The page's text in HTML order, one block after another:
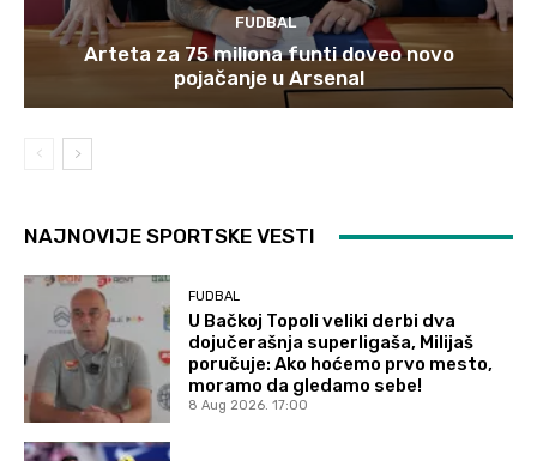
FUDBAL
Arteta za 75 miliona funti doveo novo
pojačanje u Arsenal
NAJNOVIJE SPORTSKE VESTI
FUDBAL
U Bačkoj Topoli veliki derbi dva
dojučerašnja superligaša, Milijaš
poručuje: Ako hoćemo prvo mesto,
moramo da gledamo sebe!
8 Aug 2026. 17:00